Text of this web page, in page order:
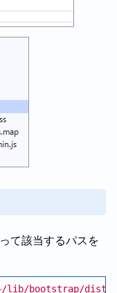
て該当するパスを
lib/bootstrap/dist/